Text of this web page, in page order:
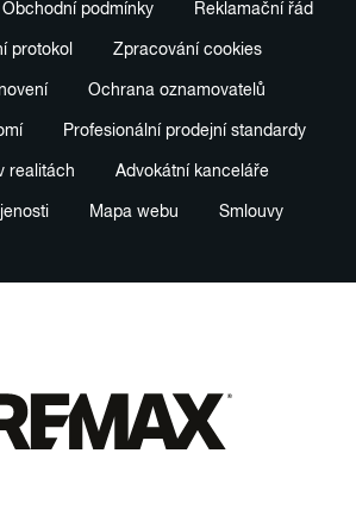
Obchodní podmínky Reklamační řád
protokol Zpracování cookies
Ochrana oznamovatelů
Profesionální prodejní standardy
realitách Advokátní kanceláře
Mapa webu Smlouvy